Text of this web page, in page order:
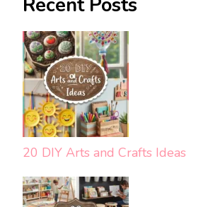
Recent Posts
20 DIY Arts and Crafts Ideas